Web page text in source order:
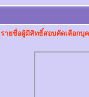
รายชื่อผู้มีสิทธิ์สอบคัดเลือกบุ